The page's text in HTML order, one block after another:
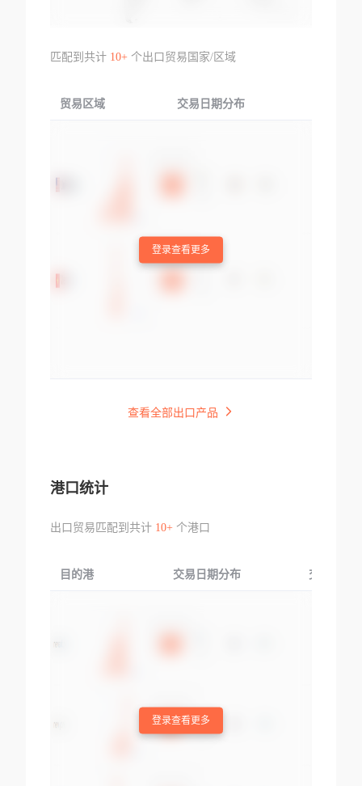
匹配到共计 10+个出口贸易国家/区域
贸易区域 交易日期分布
登录查看更多
查看全部出口产品
港口统计
出口贸易匹配到共计 10+个港口
目的港 交易日期分布 交易产品
登录查看更多